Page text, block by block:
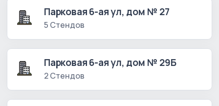
Парковая 6-ая ул, дом № 27
5 Стендов
Парковая 6-ая ул, дом № 29Б
2 Стендов